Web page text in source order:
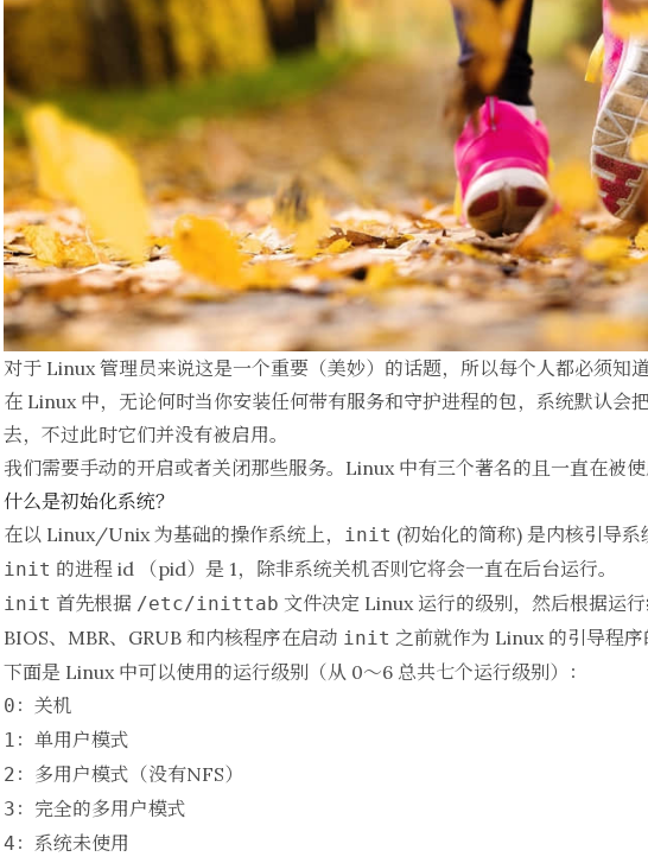
对于 Linux 管理员来说这是一个重要（美妙）的话题，所以每个人都必须知
在 Linux 中，无论何时当你安装任何带有服务和守护进程的包，系统默认会
去，不过此时它们并没有被启用。
我们需要手动的开启或者关闭那些服务。Linux 中有三个著名的且一直在被使
什么是初始化系统？
在以 Linux/Unix 为基础的操作系统上， init (初始化的简称) 是内核引导系
init 的进程 id （pid）是 1，除非系统关机否则它将会一直在后台运行。
init 首先根据 /etc/inittab 文件决定 Linux 运行的级别，然后根据运
BIOS、MBR、GRUB 和内核程序在启动 init 之前就作为 Linux 的引导程序
下面是 Linux 中可以使用的运行级别（从 0～6 总共七个运行级别）：
0 ：关机
1 ：单用户模式
2 ：多用户模式（没有NFS）
3 ：完全的多用户模式
4 ：系统未使用